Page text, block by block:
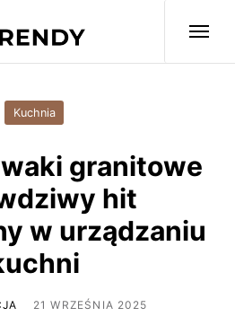
Kuchnia
granitowe
hit
w urządzaniu
21 WRZEŚNIA 2025